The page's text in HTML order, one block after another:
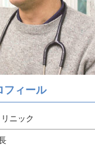
フィール
ニック